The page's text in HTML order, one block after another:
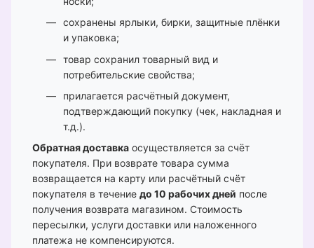
сохранены ярлыки, бирки, защитные плёнки
и упаковка;
товар сохранил товарный вид и
потребительские свойства;
прилагается расчётный документ,
подтверждающий покупку (чек, накладная и
т.д.).
Обратная доставка осуществляется за счёт
покупателя. При возврате товара сумма
возвращается на карту или расчётный счёт
покупателя в течение до 10 рабочих дней после
получения возврата магазином. Стоимость
пересылки, услуги доставки или наложенного
платежа не компенсируются.